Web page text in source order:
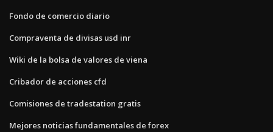
Fondo de comercio diario
Compraventa de divisas usd inr
Wiki de la bolsa de valores de viena
Cribador de acciones cfd
Comisiones de tradestation gratis
Mejores noticias fundamentales de forex